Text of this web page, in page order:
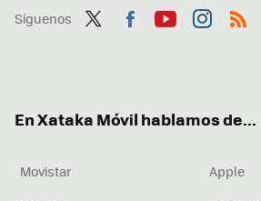
Síguenos
En Xataka Móvil hablamos de...
Movistar
Apple